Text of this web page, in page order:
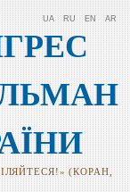
(КОРАН,
UA RU EN AR